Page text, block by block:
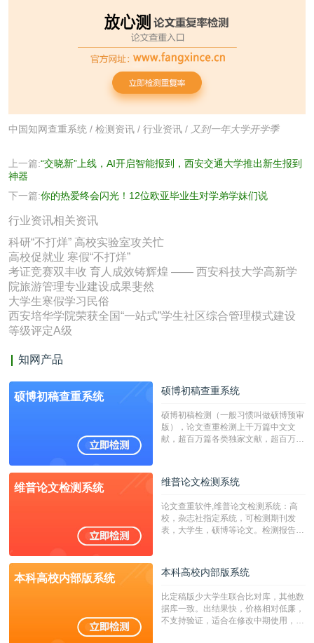
中国知网查重系统 / 检测资讯 / 行业资讯 / 又到一年大学开学季
上一篇:“交晓新”上线，AI开启智能报到，西安交通大学推出新生报到
神器
下一篇:你的热爱终会闪光！12位欧亚毕业生对学弟学妹们说
行业资讯相关资讯
科研“不打烊” 高校实验室攻关忙
高校促就业 寒假“不打烊”
考证竞赛双丰收 育人成效铸辉煌 —— 西安科技大学高新学
院旅游管理专业建设成果斐然
大学生寒假学习民俗
西安培华学院荣获全国“一站式”学生社区综合管理模式建设
等级评定A级
知网产品
硕博初稿查重系统 硕博初稿查重系统
硕博初稿检测（一般习惯叫做硕博预审
版），论文查重检测上千万篇中文文
献，超百万篇各类独家文献，超百万港
校用来检测硕博论文的系统，检测范围
广，数据来源真实，检测算法合理!本
字符数30万）
维普论文检测系统 维普论文检测系统
论文查重软件,维普论文检测系统：高
校，杂志社指定系统，可检测期刊发
表，大学生，硕博等论文。检测报告支
本科高校内部版系统 本科高校内部版系统
比定稿版少大学生联合比对库，其他数
据库一致。出结果快，价格相对低廉，
不支持验证，适合在修改中期使用，定